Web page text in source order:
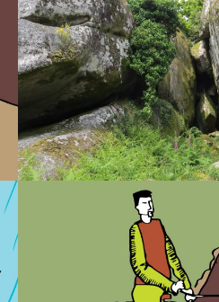
María a
Noite